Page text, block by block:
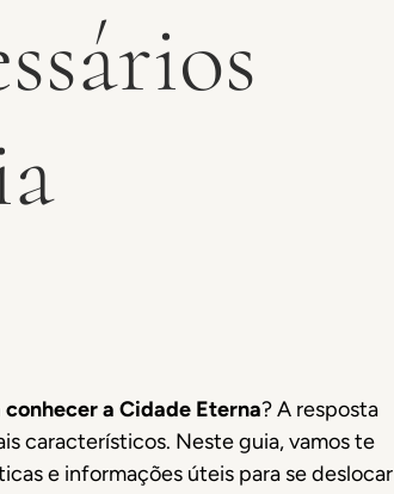
a Cidade Eterna? A resposta
característicos. Neste guia, vamos te
e informações úteis para se deslocar